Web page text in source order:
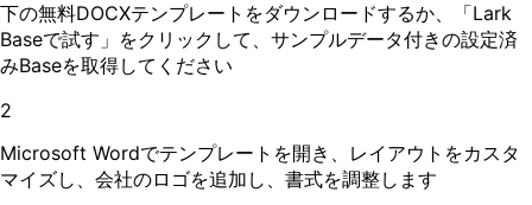
下の無料DOCXテンプレートをダウンロードするか、「Lark
Baseで試す」をクリックして、サンプルデータ付きの設定済
みBaseを取得してください
2
Microsoft Wordでテンプレートを開き、レイアウトをカスタ
マイズし、会社のロゴを追加し、書式を調整します